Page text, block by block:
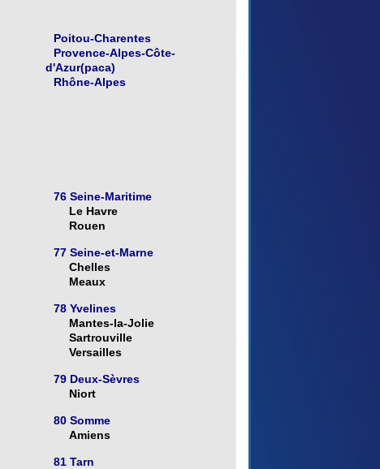
Poitou-Charentes
Provence-Alpes-Côte-
d'Azur(paca)
Rhône-Alpes
76 Seine-Maritime
Le Havre
Rouen
77 Seine-et-Marne
Chelles
Meaux
78 Yvelines
Mantes-la-Jolie
Sartrouville
Versailles
79 Deux-Sèvres
Niort
80 Somme
Amiens
81 Tarn